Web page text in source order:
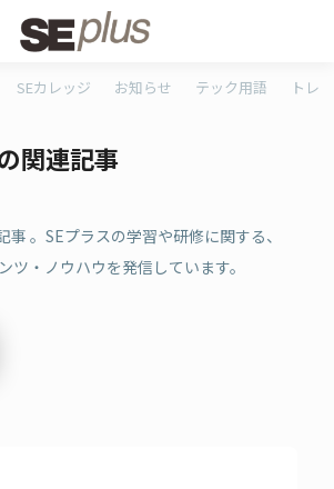
SEカレッジ お知らせ テック用語 トレ
関連記事
。SEプラスの学習や研修に関する、
ツ・ノウハウを発信しています。